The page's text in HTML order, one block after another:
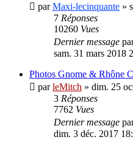
parMaxi-lecinquante »
7 Réponses
10260 Vues
Dernier message
sam. 31 mars 2018
Photos Gnome & Rhône
parleMitch » dim. 25
3 Réponses
7762 Vues
Dernier message
dim. 3 déc. 2017